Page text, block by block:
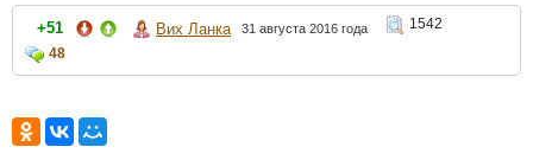
+51 Вих Ланка 31 августа 2016 года
1542
48